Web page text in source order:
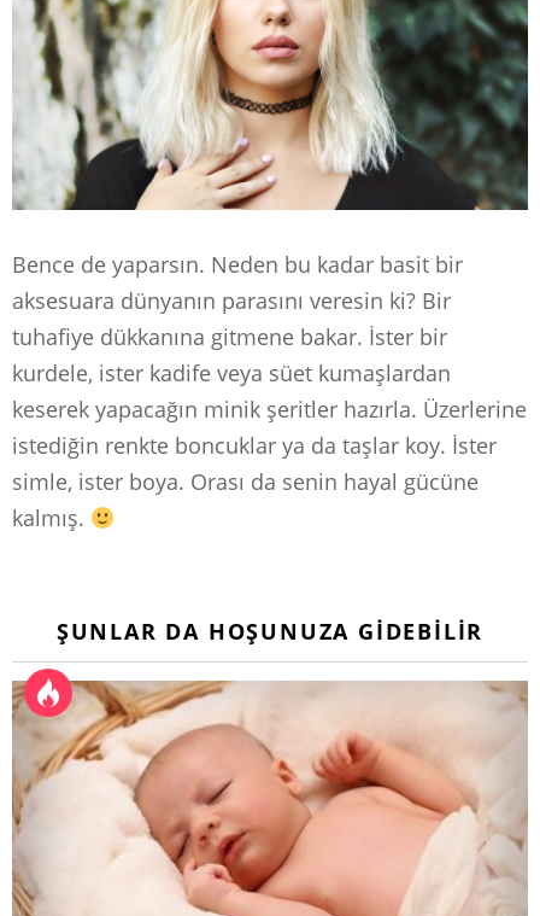
Bence de yaparsın. Neden bu kadar basit bir
aksesuara dünyanın parasını veresin ki? Bir
tuhafiye dükkanına gitmene bakar. İster bir
kurdele, ister kadife veya süet kumaşlardan
keserek yapacağın minik şeritler hazırla. Üzerlerine
istediğin renkte boncuklar ya da taşlar koy. İster
simle, ister boya. Orası da senin hayal gücüne
kalmış.
ŞUNLAR DA HOŞUNUZA GIDEBILIR